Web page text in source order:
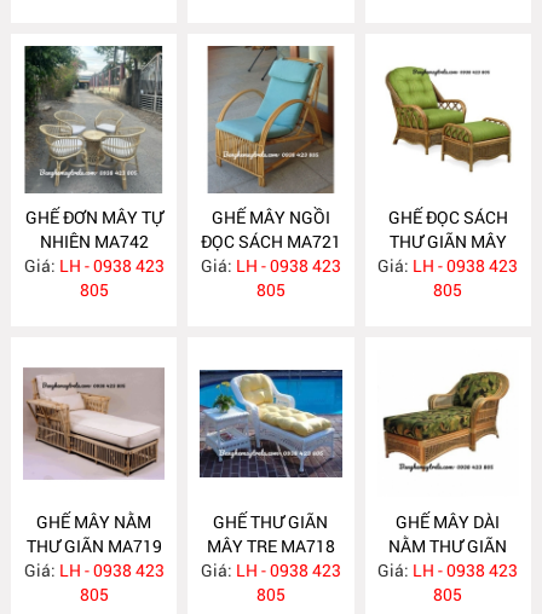
GHẾ ĐƠN MÂY TỰ
NHIÊN MA742
Giá: LH - 0938 423
805
GHẾ MÂY NGỒI
ĐỌC SÁCH MA721
Giá: LH - 0938 423
805
GHẾ ĐỌC SÁCH
THƯ GIÃN MÂY
TỰ NHIÊN MA720
Giá: LH - 0938 423
805
GHẾ MÂY NẰM
THƯ GIÃN MA719
Giá: LH - 0938 423
805
GHẾ THƯ GIÃN
MÂY TRE MA718
Giá: LH - 0938 423
805
GHẾ MÂY DÀI
NẰM THƯ GIÃN
MA717
Giá: LH - 0938 423
805